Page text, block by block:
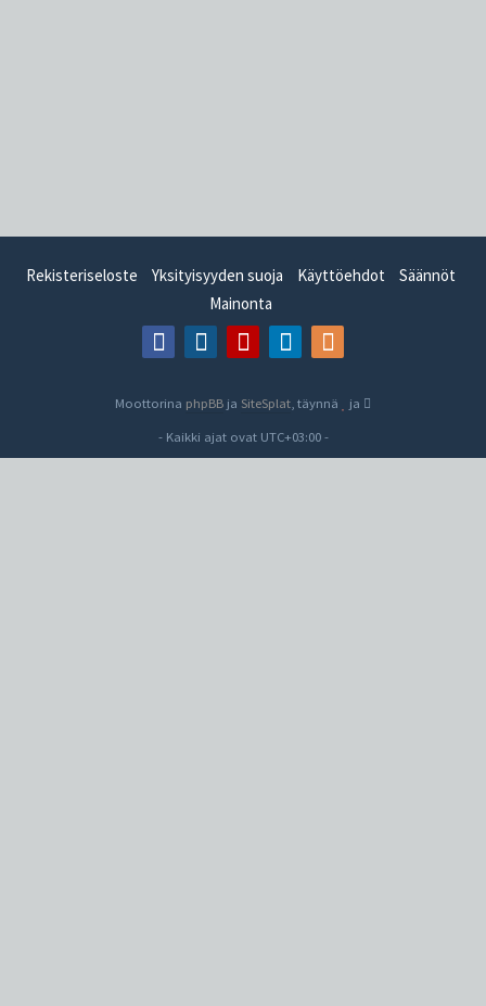
Rekisteriseloste Yksityisyyden suoja Käyttöehdot
Säännöt
Mainonta
Moottorina phpBB ja SiteSplat , täynnä
ja
- Kaikki ajat ovat UTC+03:00-